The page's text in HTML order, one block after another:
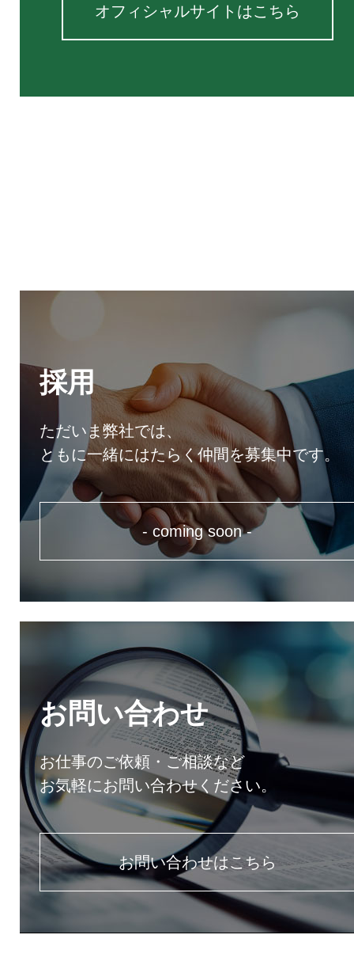
オフィシャルサイトはこちら
採用
ただいま弊社では、
ともに一緒にはたらく仲間を募集中です。
- coming soon -
お問い合わせ
お仕事のご依頼・ご相談など
お気軽にお問い合わせください。
お問い合わせはこちら